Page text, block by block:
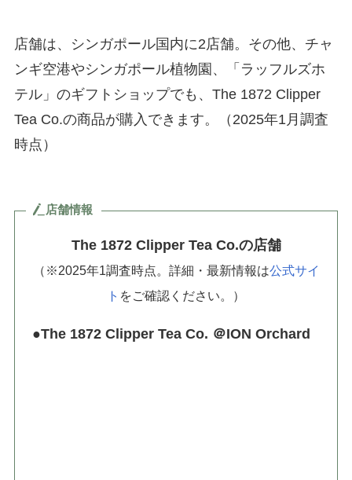
店舗は、シンガポール国内に2店舗。その他、チャ
ンギ空港やシンガポール植物園、「ラッフルズホ
テル」のギフトショップでも、The 1872 Clipper
Tea Co.の商品が購入できます。（ 2025年1月調査
時点 ）
店舗情報
The 1872 Clipper Tea Co.の店舗
（※2025年1調査時点。詳細・最新情報は公式サイ
ト をご確認ください。）
●The 1872 Clipper Tea Co. ＠ION Orchard